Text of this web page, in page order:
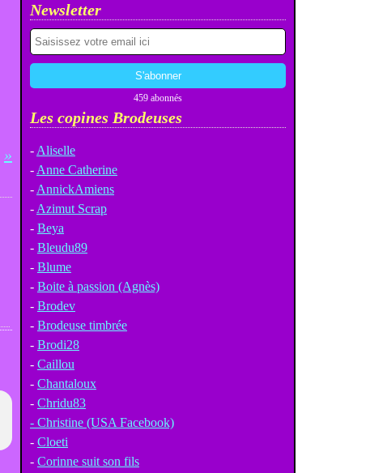
Newsletter
459 abonnés
Les copines Brodeuses
- Aliselle
- Anne Catherine
- AnnickAmiens
- Azimut Scrap
- Beya
- Bleudu89
- Blume
- Boite à passion (Agnès)
- Brodev
- Brodeuse timbrée
- Brodi28
- Caillou
- Chantaloux
- Chridu83
- Christine (USA Facebook)
- Cloeti
- Corinne suit son fils